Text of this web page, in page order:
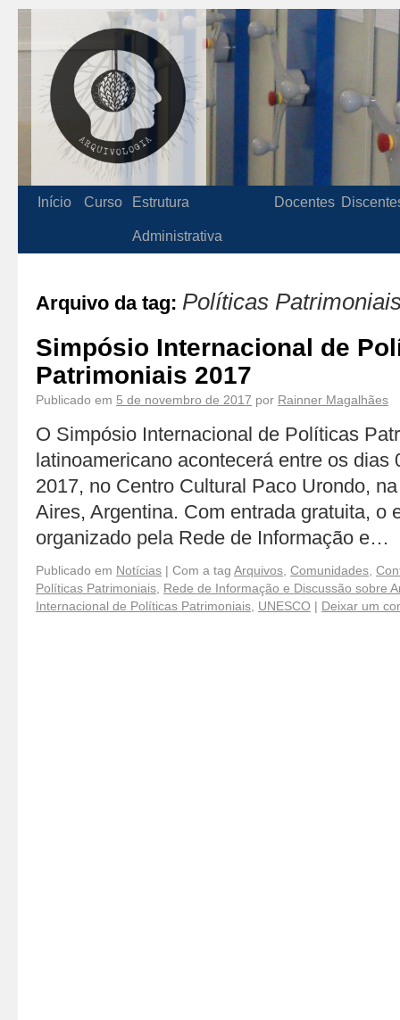
Início Curso Estrutura
Administrativa
Docentes
Arquivo da tag: Políticas
Simpósio Internacional de
Patrimoniais 2017
Publicado em 5 de novembro de 2017 por Rainner Magalhães
O Simpósio Internacional de Políticas
latinoamericano acontecerá entre os dias
2017, no Centro Cultural Paco Urondo,
Aires, Argentina. Com entrada gratuita, o
organizado pela Rede de Informação e…
Publicado em Notícias | Com a tag Arquivos Comunidades
Políticas Patrimoniais Rede de Informação e Discussão sobre
Internacional de Políticas Patrimoniais UNESCO | Deixar um